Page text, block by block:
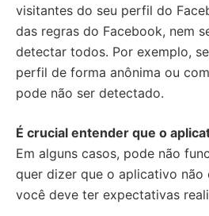
visitantes do seu perfil do
das regras do Facebook, nem
detectar todos. Por exemplo,
perfil de forma anônima ou
pode não ser detectado.
É crucial entender que o
Em alguns casos, pode não
quer dizer que o aplicativo não
você deve ter expectativas